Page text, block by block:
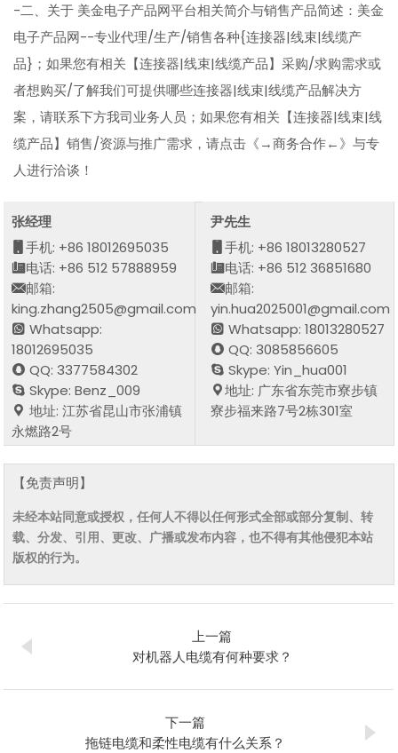
-二、关于 美金电子产品网平台相关简介与销售产品简述：美金
电子产品网--专业代理/生产/销售各种{连接器|线束|线缆产
品}；如果您有相关【连接器|线束|线缆产品】采购/求购需求或
者想购买/了解我们可提供哪些连接器|线束|线缆产品解决方
案，请联系下方我司业务人员；如果您有相关【连接器|线束|线
缆产品】销售/资源与推广需求，请点击《→商务合作←》与专
人进行洽谈！
张经理
手机: +86 18012695035
电话: +86 512 57888959
邮箱:
king.zhang2505@gmail.com
Whatsapp:
18012695035
QQ: 3377584302
Skype: Benz_009
地址: 江苏省昆山市张浦镇
永燃路2号
尹先生
手机: +86 18013280527
电话: +86 512 36851680
邮箱:
yin.hua2025001@gmail.com
Whatsapp: 18013280527
QQ: 3085856605
Skype: Yin_hua001
地址: 广东省东莞市寮步镇
寮步福来路7号2栋301室
【免责声明】
未经本站同意或授权，任何人不得以任何形式全部或部分复制、转
载、分发、引用、更改、广播或发布内容，也不得有其他侵犯本站
版权的行为。
上一篇
对机器人电缆有何种要求？
下一篇
拖链电缆和柔性电缆有什么关系？